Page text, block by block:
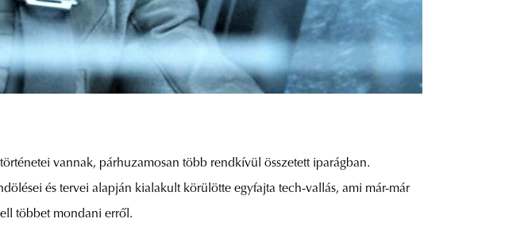
vannak, párhuzamosan több rendkívül összetett iparágban.
és tervei alapján kialakult körülötte egyfajta tech-vallás, ami már-már
többet mondani erről.